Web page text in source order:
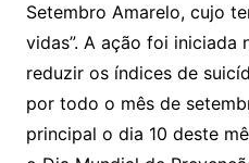
Setembro Amarelo, cujo
vidas”. A ação foi iniciada
reduzir os índices de
por todo o mês de
principal o dia 10 deste